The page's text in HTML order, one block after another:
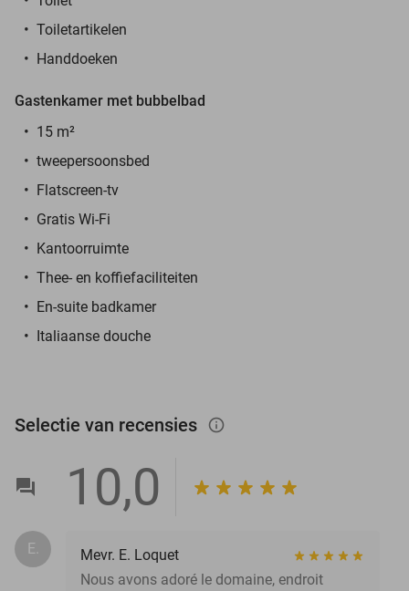
Toiletartikelen
Handdoeken
Gastenkamer met bubbelbad
15 m²
tweepersoonsbed
Flatscreen-tv
Gratis Wi-Fi
Kantoorruimte
Thee- en koffiefaciliteiten
En-suite badkamer
Italiaanse douche
Selectie van recensies info_outlined
10,0
E.
Mevr. E. Loquet
Nous avons adoré le domaine, endroit